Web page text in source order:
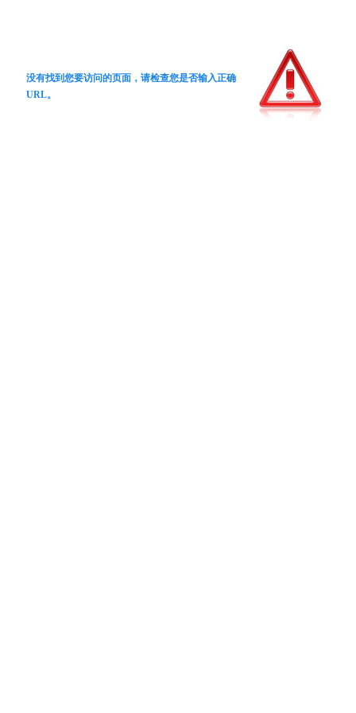
没有找到您要访问的页面，请检查您是否输入正确
URL。